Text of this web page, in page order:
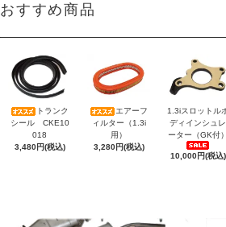
おすすめ商品
トランク
シール CKE10
018
3,480円(税込)
エアーフ
ィルター（1.3i
用）
3,280円(税込)
1.3iスロットル
ディインシュレ
ーター（GK付）
10,000円(税込)